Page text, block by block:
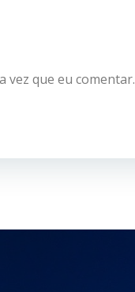
vez que eu comentar.